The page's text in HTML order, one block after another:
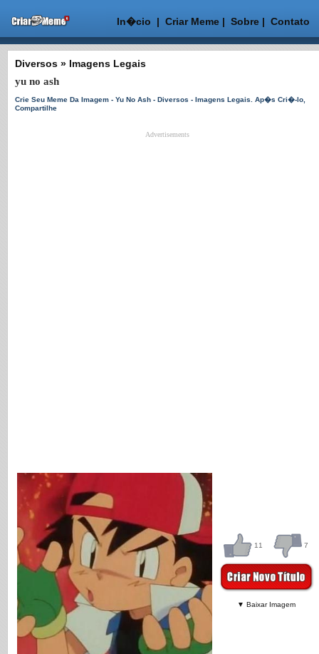
In�cio | Criar Meme| Sobre| Contato
Diversos » Imagens Legais
yu no ash
Crie Seu Meme Da Imagem - Yu No Ash - Diversos - Imagens Legais. Ap�s Cri�-lo,
Compartilhe
Advertisements
11 7
▼ Baixar Imagem